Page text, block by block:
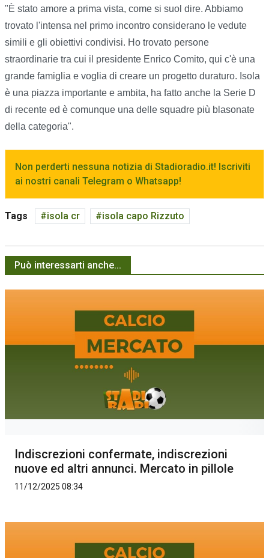
"È stato amore a prima vista, come si suol dire. Abbiamo
trovato l'intensa nel primo incontro considerano le vedute
simili e gli obiettivi condivisi. Ho trovato persone
straordinarie tra cui il presidente Enrico Comito, qui c'è una
grande famiglia e voglia di creare un progetto duraturo. Isola
è una piazza importante e ambita, ha fatto anche la Serie D
di recente ed è comunque una delle squadre più blasonate
della categoria".
Non perderti nessuna notizia di Stadioradio.it! Iscriviti
ai nostri canali Telegram o Whatsapp!
Tags isola cr isola capo Rizzuto
Può interessarti anche...
Indiscrezioni confermate, indiscrezioni
nuove ed altri annunci. Mercato in pillole
11/12/2025 08:34